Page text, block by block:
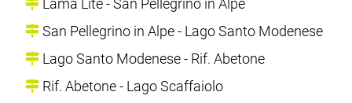
Lama Lite - San Pellegrino in Alpe
San Pellegrino in Alpe - Lago Santo Modenese
Lago Santo Modenese - Rif. Abetone
Rif. Abetone - Lago Scaffaiolo